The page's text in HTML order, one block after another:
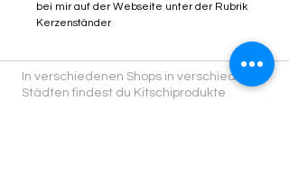
bei mir auf der Webseite unter der Rubrik
Kerzenständer
In verschiedenen Shops in verschiedenen
Städten findest du Kitschiprodukte